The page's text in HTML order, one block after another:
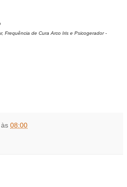
Frequência de Cura Arco Iris e Psicogerador -
às 08:00